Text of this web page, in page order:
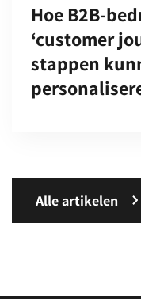
Hoe B2B-
‘customer
stappen
Alle artikelen